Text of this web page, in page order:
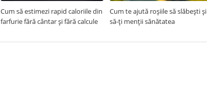
Cum să estimezi rapid caloriile din
farfurie fără cântar și fără calcule
Cum te ajută roșiile să slăbești și
să-ți menții sănătatea